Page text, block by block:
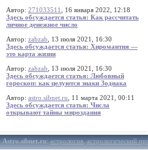
Автор: 271033511
, 16 января 2022, 12:18
Здесь обсуждается статья: Как рассчитать
личное денежное число
Автор: zabzab , 13 июля 2021, 16:30
Здесь обсуждается статья: Хиромантия —
это карта жизни
Автор: zabzab , 13 июля 2021, 16:30
Здесь обсуждается статья: Любовный
гороскоп: как целуются знаки Зодиака
Автор: astro.sibnet.ru , 11 марта 2021, 00:11
Здесь обсуждается статья: Числа
открывают тайны мироздания
Astro.sibnet.ru:астрология,астрологический